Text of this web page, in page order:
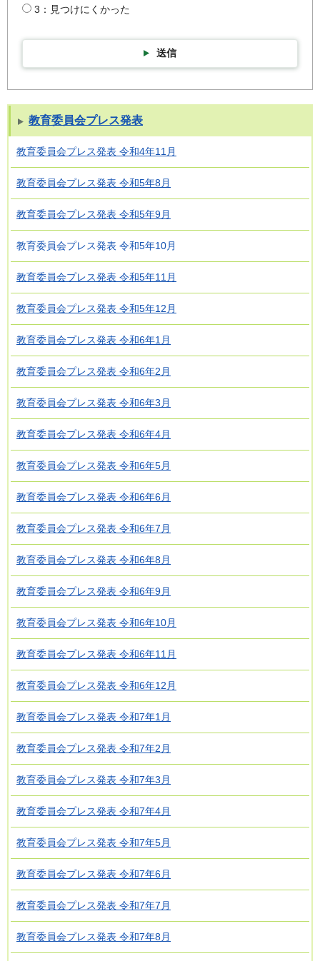
3：見つけにくかった
送信
教育委員会プレス発表
教育委員会プレス発表 令和4年11月
教育委員会プレス発表 令和5年8月
教育委員会プレス発表 令和5年9月
教育委員会プレス発表 令和5年10月
教育委員会プレス発表 令和5年11月
教育委員会プレス発表 令和5年12月
教育委員会プレス発表 令和6年1月
教育委員会プレス発表 令和6年2月
教育委員会プレス発表 令和6年3月
教育委員会プレス発表 令和6年4月
教育委員会プレス発表 令和6年5月
教育委員会プレス発表 令和6年6月
教育委員会プレス発表 令和6年7月
教育委員会プレス発表 令和6年8月
教育委員会プレス発表 令和6年9月
教育委員会プレス発表 令和6年10月
教育委員会プレス発表 令和6年11月
教育委員会プレス発表 令和6年12月
教育委員会プレス発表 令和7年1月
教育委員会プレス発表 令和7年2月
教育委員会プレス発表 令和7年3月
教育委員会プレス発表 令和7年4月
教育委員会プレス発表 令和7年5月
教育委員会プレス発表 令和7年6月
教育委員会プレス発表 令和7年7月
教育委員会プレス発表 令和7年8月